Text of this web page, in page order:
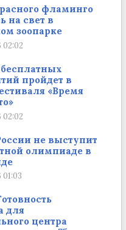
фламинго
на свет в
зоопарке
02:02
бесплатных
пройдет в
«Время
02:02
не выступит
олимпиаде в
01:03
для
центра